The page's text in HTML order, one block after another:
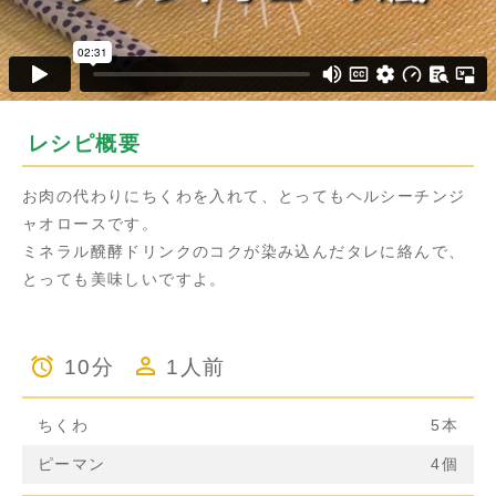
レシピ概要
お肉の代わりにちくわを入れて、とってもヘルシーチンジ
ャオロースです。
ミネラル醗酵ドリンクのコクが染み込んだタレに絡んで、
とっても美味しいですよ。
10分 1人前
ちくわ 5本
ピーマン 4個